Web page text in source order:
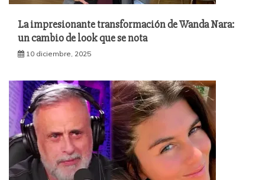
La impresionante transformación de Wanda Nara:
un cambio de look que se nota
10 diciembre, 2025